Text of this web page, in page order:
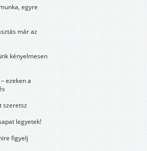
egyre
már az
kényelmesen
ezeken a
szeretsz
legyetek!
figyelj